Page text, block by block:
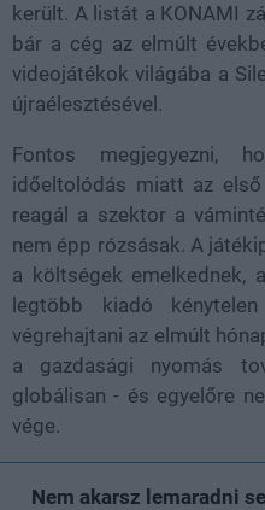
került. A listát a KONAMI
bár a cég az elmúlt
videojátékok világába a
újraélesztésével.
Fontos megjegyezni,
időeltolódás miatt az
reagál a szektor a
nem épp rózsásak. A
a költségek emelkednek,
legtöbb kiadó
végrehajtani az elmúlt
a gazdasági nyomás
globálisan - és egyelőre
vége.
Nem akarsz lemaradni